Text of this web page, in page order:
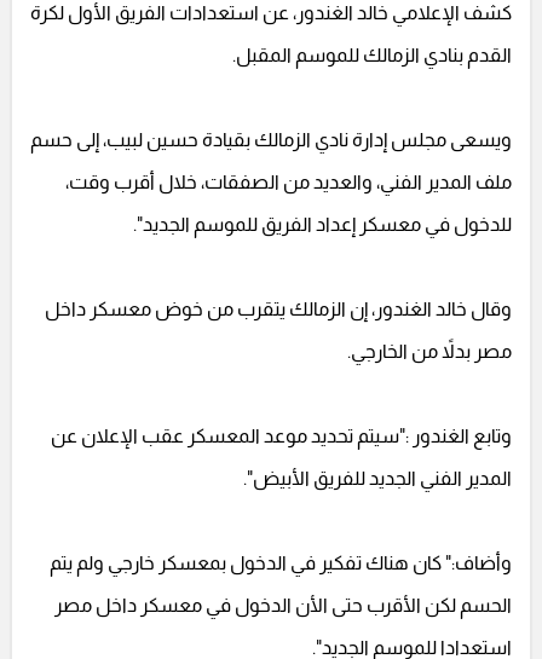
كشف الإعلامي خالد الغندور، عن استعدادات الفريق الأول لكرة
القدم بنادي الزمالك للموسم المقبل.
ويسعى مجلس إدارة نادي الزمالك بقيادة حسين لبيب، إلى حسم
ملف المدير الفني، والعديد من الصفقات، خلال أقرب وقت،
للدخول في معسكر إعداد الفريق للموسم الجديد".
وقال خالد الغندور، إن الزمالك يتقرب من خوض معسكر داخل
مصر بدلاً من الخارجي.
وتابع الغندور :"سيتم تحديد موعد المعسكر عقب الإعلان عن
المدير الفني الجديد للفريق الأبيض".
وأضاف:" كان هناك تفكير في الدخول بمعسكر خارجي ولم يتم
الحسم لكن الأقرب حتى الأن الدخول في معسكر داخل مصر
استعدادا للموسم الجديد".